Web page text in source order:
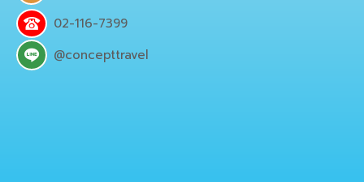
02-116-7399
@concepttravel